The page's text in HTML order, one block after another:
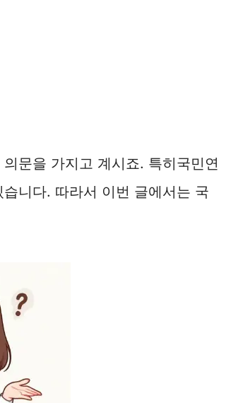
문을 가지고 계시죠. 특히국민연
니다. 따라서 이번 글에서는 국